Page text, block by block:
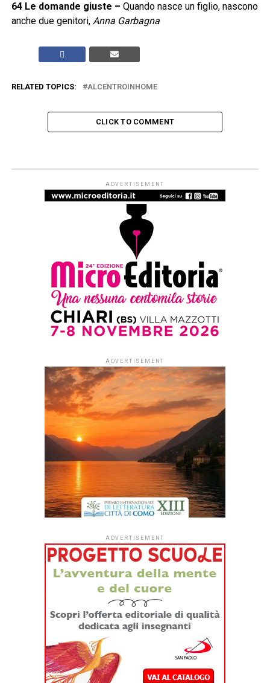
64 Le domande giuste – Quando nasce un figlio, nascono
anche due genitori, Anna Garbagna
RELATED TOPICS: ALCENTROINHOME
CLICK TO COMMENT
ARTICOLI & APPROFONDIMENTI
#ioleggoperché apre a tutti i nidi
d’Italia. Dal 1° settembre al via le
iscrizioni per partecipare alla
campagna di donazioni del 7-15
novembre
Published 1 settimana ago on 29 Luglio 2026
By Redazione Leggere:tutti
Dopo quattro anni di sperimentazione, #ioleggoperché
apre per la prima volta le iscrizioni a tutti gli asili nido
1° settembrele strutture educative per la
fascia 0-3 anni di tutto il Paese potranno aderire
all’iniziativa sociale dell’Associazione Italiana Editori (AIE)
a favore delle biblioteche scolastiche e partecipare alla
campagna nazionale di donazione di libri in programma dal
7 al 15 novembre 2026.